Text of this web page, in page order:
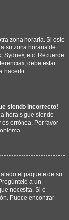
zona horaria. Si este
su zona horaria de
Sydney, etc. Recuerde
debe estar
hacerlo.
siendo incorrecto!
hora sigue siendo
errónea. Por favor
el paquete de su
a un
necesita. Si el
Puede encontrar